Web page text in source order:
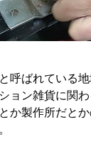
呼ばれている地
ョン雑貨に関わ
か製作所だと